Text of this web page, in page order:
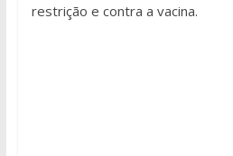
restrição e contra a vacina.